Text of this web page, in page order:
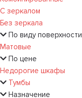
С зеркалом
Без зеркала
По виду поверхности
Матовые
По цене
Недорогие шкафы
Тумбы
Назначение